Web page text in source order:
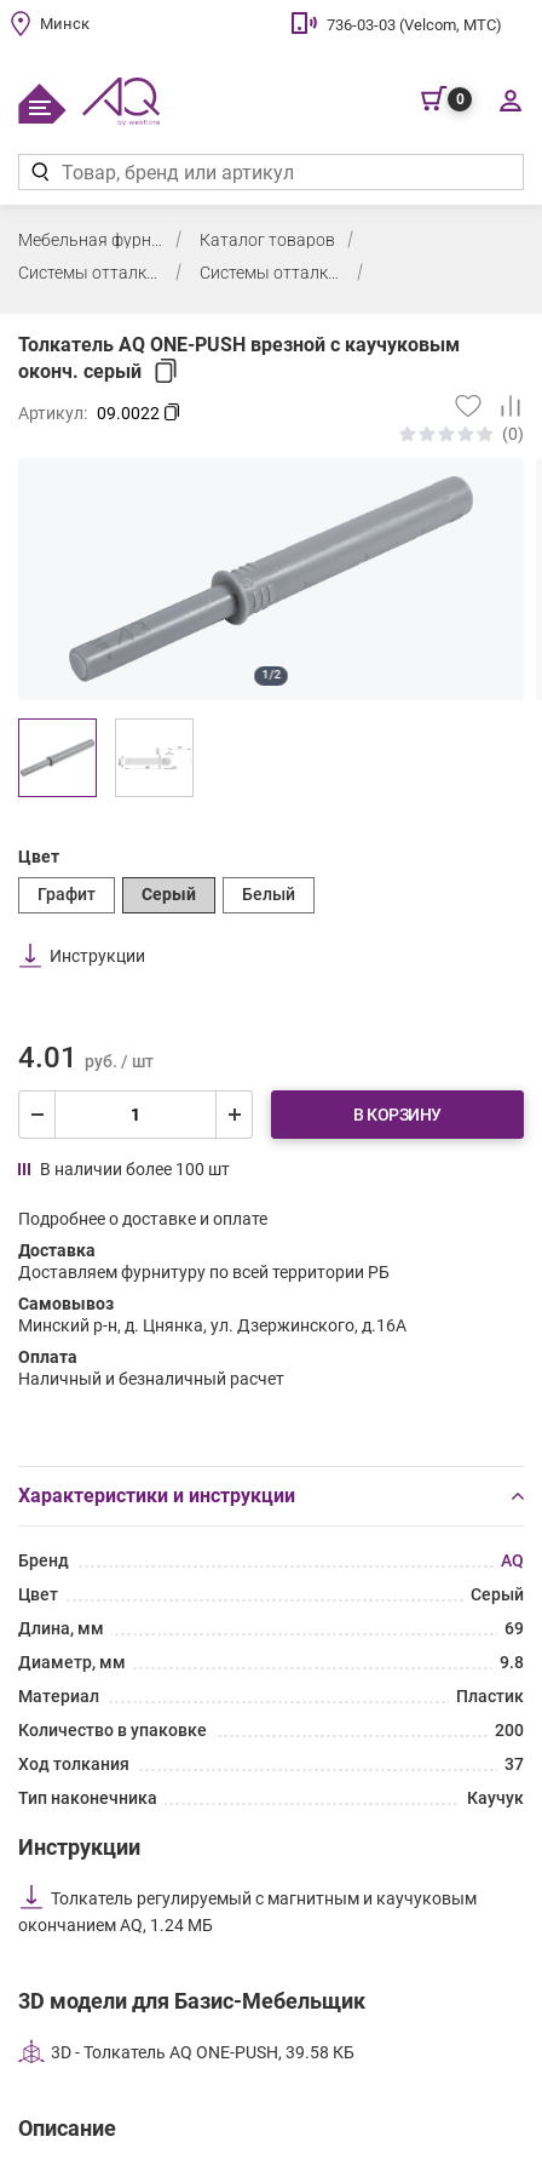
Минск 736-03-03 (Velcom, МТС)
0
Каталог товаров
Системы отталкивания, амортизаторы
Системы отталкивания
Толкатель AQ ONE-PUSH врезной с каучуковым
оконч. серый
Артикул: 09.0022
(0)
1/2
Цвет
Графит
Серый Белый
Инструкции
4.01 руб. / шт
В КОРЗИНУ
В наличии более 100 шт
Подробнее о доставке и оплате
Доставка
Доставляем фурнитуру по всей территории РБ
Самовывоз
Минский р-н, д. Цнянка, ул. Дзержинского, д.16А
Оплата
Наличный и безналичный расчет
Характеристики и инструкции
Бренд
AQ
Цвет
Серый
Длина, мм
69
Диаметр, мм
9.8
Материал
Пластик
Количество в упаковке
200
Ход толкания
37
Тип наконечника
Каучук
Инструкции
Толкатель регулируемый с магнитным и каучуковым
окончанием AQ, 1.24 МБ
3D модели для Базис-Мебельщик
3D - Толкатель AQ ONE-PUSH, 39.58 КБ
Описание